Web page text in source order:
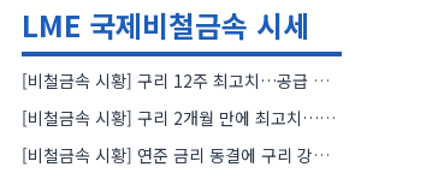
LME 국제비철금속 시세
[비철금속 시황] 구리 12주 최고치…공급 부족 우려에 강세
[비철금속 시황] 구리 2개월 만에 최고치…재고 감소에 공급 부족 우려 확대
[비철금속 시황] 연준 금리 동결에 구리 강세…공급 부족 우려도 가격 지지